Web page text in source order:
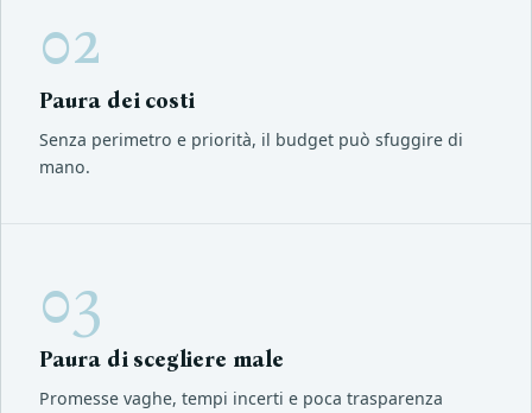
02
Paura dei costi
Senza perimetro e priorità, il budget può sfuggire di
mano.
03
Paura di scegliere male
Promesse vaghe, tempi incerti e poca trasparenza